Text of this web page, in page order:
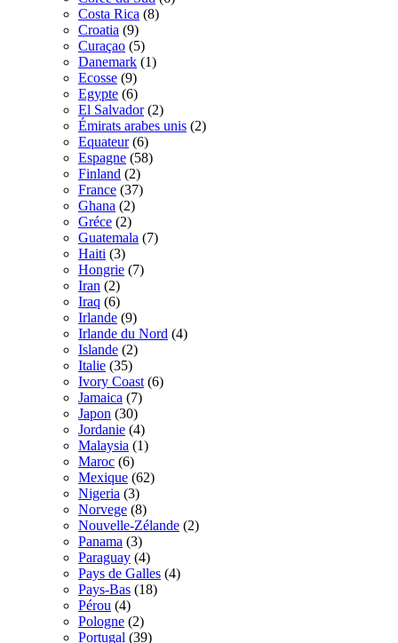
Costa Rica (8)
Croatia (9)
Curaçao (5)
Danemark (1)
Ecosse (9)
Egypte (6)
El Salvador (2)
Émirats arabes unis (2)
Equateur (6)
Espagne (58)
Finland (2)
France (37)
Ghana (2)
Gréce (2)
Guatemala (7)
Haiti (3)
Hongrie (7)
Iran (2)
Iraq (6)
Irlande (9)
Irlande du Nord (4)
Islande (2)
Italie (35)
Ivory Coast (6)
Jamaica (7)
Japon (30)
Jordanie (4)
Malaysia (1)
Maroc (6)
Mexique (62)
Nigeria (3)
Norvege (8)
Nouvelle-Zélande (2)
Panama (3)
Paraguay (4)
Pays de Galles (4)
Pays-Bas (18)
Pérou (4)
Pologne (2)
Portugal (39)